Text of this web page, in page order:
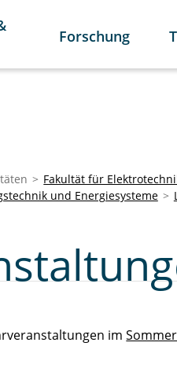
Forschung
Fakultät für
und Energiesysteme
im